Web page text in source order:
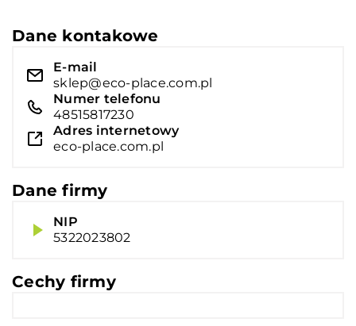
Dane kontakowe
E-mail
sklep@eco-place.com.pl
Numer telefonu
48515817230
Adres internetowy
eco-place.com.pl
Dane firmy
NIP
5322023802
Cechy firmy